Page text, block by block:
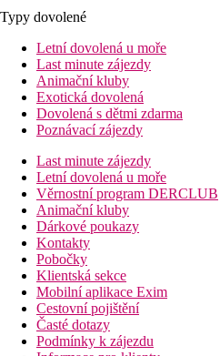
Typy dovolené
Letní dovolená u moře
Last minute zájezdy
Animační kluby
Exotická dovolená
Dovolená s dětmi zdarma
Poznávací zájezdy
Last minute zájezdy
Letní dovolená u moře
Věrnostní program DERCLUB
Animační kluby
Dárkové poukazy
Kontakty
Pobočky
Klientská sekce
Mobilní aplikace Exim
Cestovní pojištění
Časté dotazy
Podmínky k zájezdu